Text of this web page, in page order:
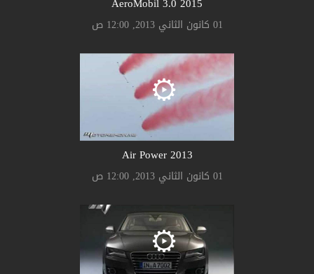
01 كانون الثاني 2013, 12:00 ص
Air Power 2013
01 كانون الثاني 2013, 12:00 ص